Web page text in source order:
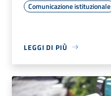
Comunicazione istituzionale
LEGGI DI PIÙ